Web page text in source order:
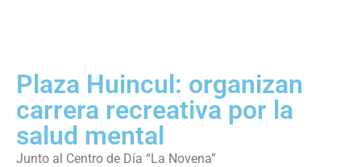
Plaza Huincul: organizan
carrera recreativa por la
salud mental
Junto al Centro de Día “La Novena”